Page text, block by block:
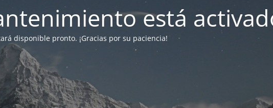
está
disponible pronto. ¡Gracias por su paciencia!